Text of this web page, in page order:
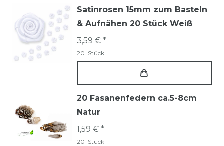
Satinrosen 15mm zum Basteln
& Aufnähen 20 Stück Weiß
3,59 € *
20 Stück
20 Fasanenfedern ca.5-8cm
Natur
1,59 € *
20 Stück